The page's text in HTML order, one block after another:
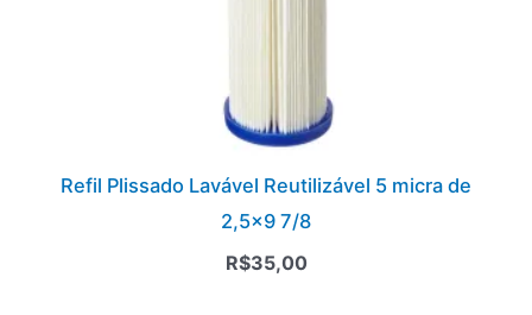
Refil Plissado Lavável Reutilizável 5 micra de
2,5×9 7/8
R$35,00